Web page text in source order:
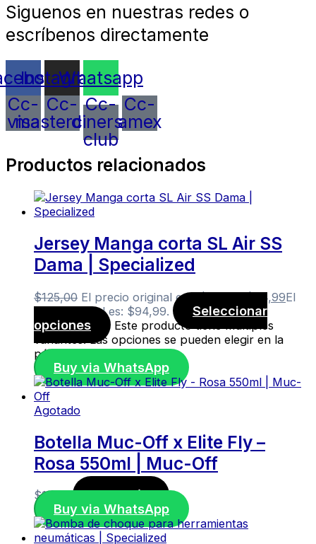
Siguenos en nuestras redes o
escríbenos directamente
Instagram
Whatsapp
Cc-
visa
Cc-
mastercard
Cc-
diners-
club
Cc-
amex
Productos relacionados
Jersey Manga corta SL Air SS
Dama | Specialized
$125,00 El precio original era: $125,00.$94,99El
precio actual es: $94,99.
Seleccionar
opciones
Este producto tiene múltiples
variantes. Las opciones se pueden elegir en la
página de producto
Buy via WhatsApp
Agotado
Botella Muc-Off x Elite Fly –
Rosa 550ml | Muc-Off
$11,20
Leer más
Buy via WhatsApp